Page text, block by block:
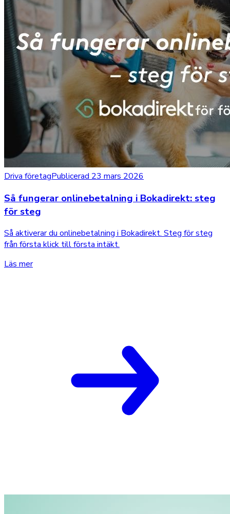
Driva företagPublicerad 23 mars 2026
Så fungerar onlinebetalning i Bokadirekt: steg
för steg
Så aktiverar du onlinebetalning i Bokadirekt. Steg för steg
från första klick till första intäkt.
Läs mer